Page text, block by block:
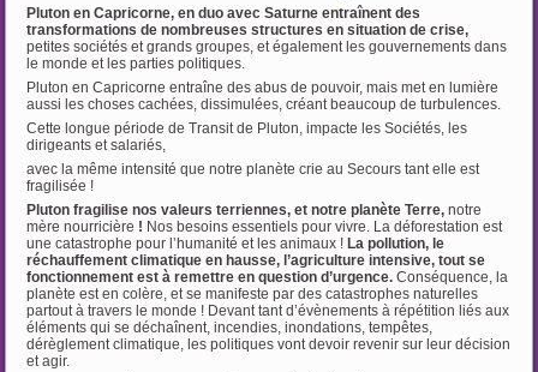
Pluton en Capricorne, en duo avec Saturne entraînent des
transformations de nombreuses structures en situation de crise,
petites sociétés et grands groupes, et également les gouvernements dans
le monde et les parties politiques.
Pluton en Capricorne entraîne des abus de pouvoir, mais met en lumière
aussi les choses cachées, dissimulées, créant beaucoup de turbulences.
Cette longue période de Transit de Pluton, impacte les Sociétés, les
dirigeants et salariés,
avec la même intensité que notre planète crie au Secours tant elle est
fragilisée !
Pluton fragilise nos valeurs terriennes, et notre planète Terre,notre
mère nourricière ! Nos besoins essentiels pour vivre. La déforestation est
une catastrophe pour l’humanité et les animaux ! La pollution, le
réchauffement climatique en hausse, l’agriculture intensive, tout se
fonctionnement est à remettre en question d’urgence.Conséquence, la
planète est en colère, et se manifeste par des catastrophes naturelles
partout à travers le monde ! Devant tant d’évènements à répétition liés aux
éléments qui se déchaînent, incendies, inondations, tempêtes,
dérèglement climatique, les politiques vont devoir revenir sur leur décision
et agir.